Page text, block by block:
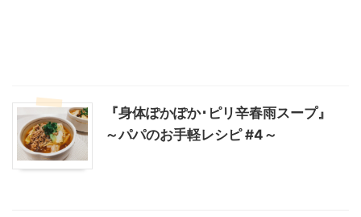
『身体ぽかぽか･ピリ辛春雨スープ』
～パパのお手軽レシピ #4～